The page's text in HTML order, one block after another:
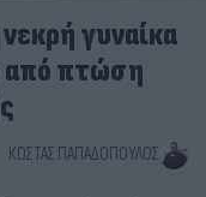
γυναίκα
από πτώση
ΚΏΣΤΑΣ ΠΑΠΑΔΌΠΟΥΛΟΣ